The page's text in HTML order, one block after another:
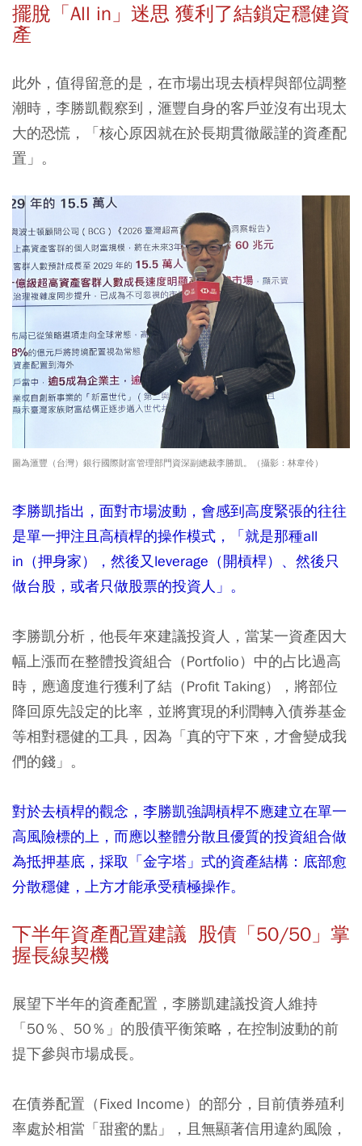
擺脫「All in」迷思 獲利了結鎖定穩健資
產
此外，值得留意的是，在市場出現去槓桿與部位調整
潮時，李勝凱觀察到，滙豐自身的客戶並沒有出現太
大的恐慌，「核心原因就在於長期貫徹嚴謹的資產配
置」。
圖為滙豐（台灣）銀行國際財富管理部門資深副總裁李勝凱。（攝影：林韋伶）
李勝凱指出，面對市場波動，會感到高度緊張的往往
是單一押注且高槓桿的操作模式，「就是那種all
in（押身家），然後又leverage（開槓桿）、然後只
做台股，或者只做股票的投資人」。
李勝凱分析，他長年來建議投資人，當某一資產因大
幅上漲而在整體投資組合（Portfolio）中的占比過高
時，應適度進行獲利了結（Profit Taking），將部位
降回原先設定的比率，並將實現的利潤轉入債券基金
等相對穩健的工具，因為「真的守下來，才會變成我
們的錢」。
對於去槓桿的觀念，李勝凱強調槓桿不應建立在單一
高風險標的上，而應以整體分散且優質的投資組合做
為抵押基底，採取「金字塔」式的資產結構：底部愈
分散穩健，上方才能承受積極操作。
下半年資產配置建議 股債「50/50」掌
握長線契機
展望下半年的資產配置，李勝凱建議投資人維持
「50％、50％」的股債平衡策略，在控制波動的前
提下參與市場成長。
在債券配置（Fixed Income）的部分，目前債券殖利
率處於相當「甜蜜的點」，且無顯著信用違約風險，